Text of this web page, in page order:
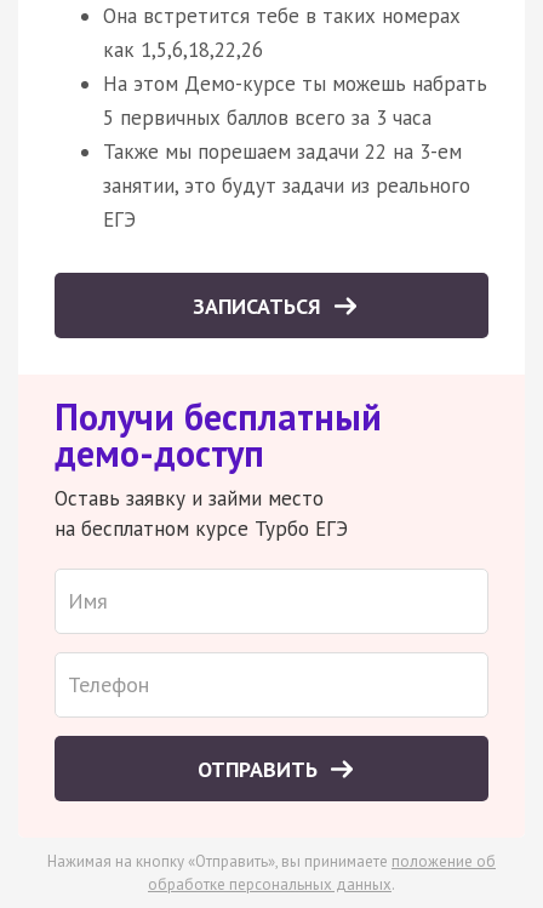
Она встретится тебе в таких номерах
как 1,5,6,18,22,26
На этом Демо-курсе ты можешь набрать
5 первичных баллов всего за 3 часа
Также мы порешаем задачи 22 на 3-ем
занятии, это будут задачи из реального
ЕГЭ
ЗАПИСАТЬСЯ
Получи бесплатный
демо-доступ
Оставь заявку и займи место
на бесплатном курсе Турбо ЕГЭ
ОТПРАВИТЬ
Нажимая на кнопку «Отправить», вы принимаете положение об
обработке персональных данных.